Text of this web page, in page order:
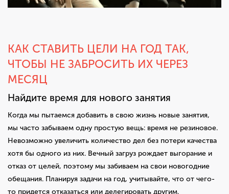
КАК СТАВИТЬ ЦЕЛИ НА ГОД ТАК,
ЧТОБЫ НЕ ЗАБРОСИТЬ ИХ ЧЕРЕЗ
МЕСЯЦ
Найдите время для нового занятия
Когда мы пытаемся добавить в свою жизнь новые занятия,
мы часто забываем одну простую вещь: время не резиновое.
Невозможно увеличить количество дел без потери качества
хотя бы одного из них. Вечный загруз рождает выгорание и
отказ от целей, поэтому мы забиваем на свои новогодние
обещания. Планируя задачи на год, учитывайте, что от чего-
то придется отказаться или делегировать другим.